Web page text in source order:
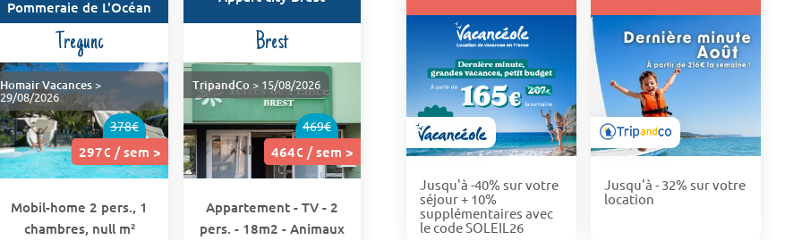
Pommeraie de L'Océan
Tregunc
378€
297€ / sem >
Homair Vacances>
29/08/2026
Mobil-home 2 pers., 1
chambres, null m²
Brest
469€
464€ / sem >
TripandCo > 15/08/2026
Appartement - TV - 2
pers. - 18m2 - Animaux
Jusqu'à -40% sur votre
séjour + 10%
supplémentaires avec
le code SOLEIL26
Jusqu'à - 32% sur votre
location